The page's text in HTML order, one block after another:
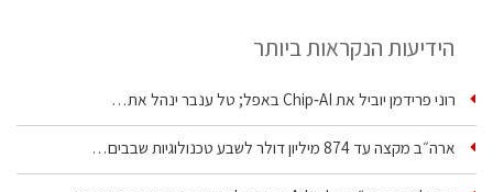
הידיעות הנקראות ביותר
רוני פרידמן יוביל את Chip‑AI באפל; טל ענבר ינהל את…
ארה״ב מקצה עד 874 מיליון דולר לשבע טכנולוגיות שבבים…